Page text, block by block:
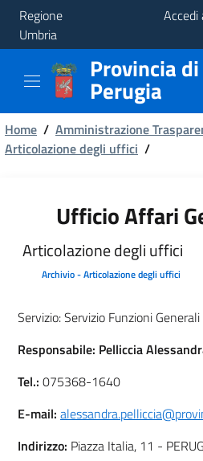
Regione
Umbria
Accedi
Provincia
Aree
Tematiche
Provincia di
Perugia
Briciole
di
Home / Amministrazione
Articolazione degli uffici /
Ufficio Affari
Articolazione degli uffici
Archivio - Articolazione degli uffici
Servizio:Servizio Funzioni Generali
Responsabile: Pelliccia
Tel.: 075368-1640
E-mail:
Indirizzo: Piazza Italia, 11 -